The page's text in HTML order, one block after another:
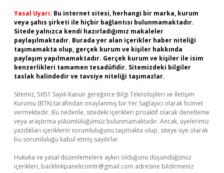
Yasal Uyarı: Bu internet sitesi, herhangi bir marka, kurum
veya şahıs şirketi ile hiçbir bağlantısı bulunmamaktadır.
Sitede yalnızca kendi hazırladığımız makaleler
paylaşılmaktadır. Burada yer alan içerikler haber niteliği
taşımamakta olup, gerçek kurum ve kişiler hakkında
paylaşım yapılmamaktadır. Gerçek kurum ve kişiler ile isim
benzerlikleri tamamen tesadüfidir. Sitemizdeki bilgiler
taslak halindedir ve tavsiye niteliği taşımazlar.
Sitemiz, 5651 Sayılı Kanun gereğince Bilgi Teknolojileri ve İletişim
Kurumu (BTK) tarafından onaylanmış bir Yer Sağlayıcı olarak hizmet
vermektedir. Bu nedenle, sitedeki içerikleri proaktif olarak denetleme
veya araştırma yükümlülüğümüz bulunmamaktadır. Ancak, üyelerimiz
yazdıkları içeriklerin sorumluluğunu taşımakta olup, siteye üye olarak
bu sorumluluğu kabul etmiş sayılırlar.
Hukuka ve yasal düzenlemelere aykırı olduğunu düşündüğünüz
içerikleri, backlinkpanelicomtr@gmail.com adresine bildirmeniz